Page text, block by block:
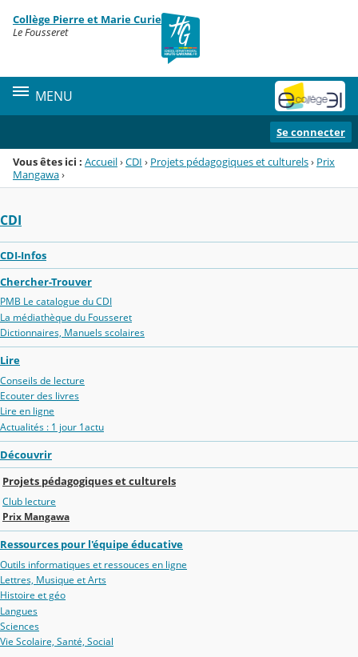
Menu de la rubrique
Contenu
Collège Pierre et Marie Curie
Le Fousseret
MENU
Se connecter
Vous êtes ici : Accueil›CDI › Projets pédagogiques et culturels› Prix
Mangawa›
CDI
CDI-Infos
Chercher-Trouver
PMB Le catalogue du CDI
La médiathèque du Fousseret
Dictionnaires, Manuels scolaires
Lire
Conseils de lecture
Ecouter des livres
Lire en ligne
Actualités : 1 jour 1actu
Découvrir
Projets pédagogiques et culturels
Club lecture
Prix Mangawa
Ressources pour l'équipe éducative
Outils informatiques et ressouces en ligne
Lettres, Musique et Arts
Histoire et géo
Langues
Sciences
Vie Scolaire, Santé, Social